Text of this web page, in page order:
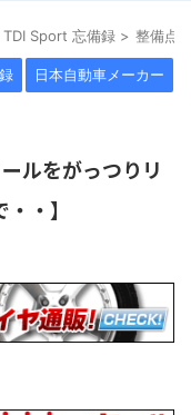
Sport 忘備録 > 整備点
日本自動車メーカー
ルをがっつりリ
・】